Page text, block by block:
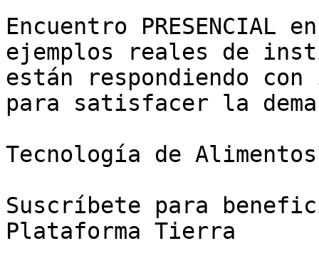
Encuentro PRESENCIAL
ejemplos reales de
están respondiendo
para satisfacer la
Tecnología de Alimentos
Suscríbete para
Plataforma Tierra